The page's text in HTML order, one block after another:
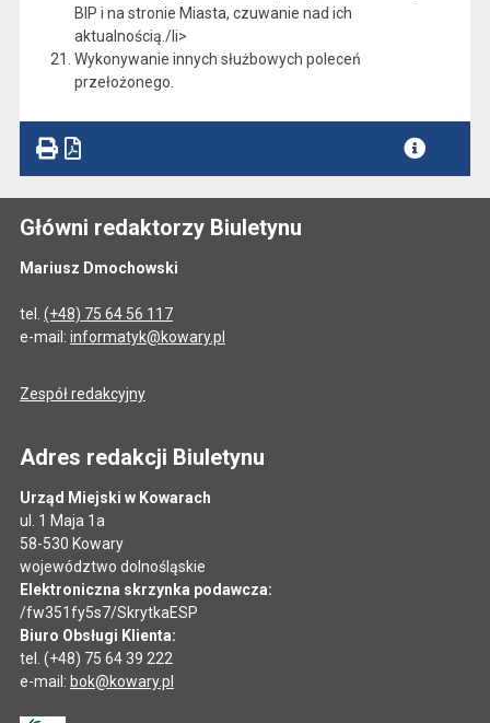
BIP i na stronie Miasta, czuwanie nad ich
aktualnością./li>
Wykonywanie innych służbowych poleceń
przełożonego.
Główni redaktorzy Biuletynu
Mariusz Dmochowski
tel. (+48) 75 64 56 117
e-mail: informatyk@kowary.pl
Zespół redakcyjny
Adres redakcji Biuletynu
Urząd Miejski w Kowarach
ul. 1 Maja 1a
58-530 Kowary
województwo dolnośląskie
Elektroniczna skrzynka podawcza:
/fw351fy5s7/SkrytkaESP
Biuro Obsługi Klienta:
tel. (+48) 75 64 39 222
e-mail: bok@kowary.pl